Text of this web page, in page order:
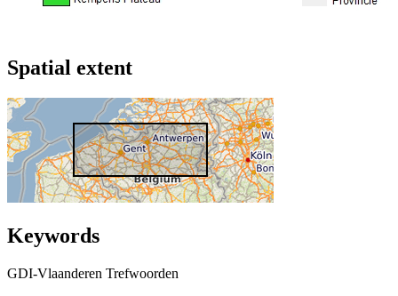
Spatial extent
Keywords
GDI-Vlaanderen Trefwoorden